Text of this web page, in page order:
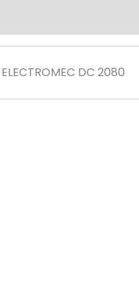
DC 2080